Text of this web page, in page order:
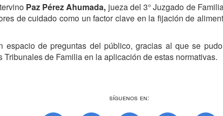
Paz Pérez Ahumada, jueza del 3° Juzgado de
de cuidado como un factor clave en la fijación de
de preguntas del público, gracias al que se
de Familia en la aplicación de estas normativas.
Síguenos en: